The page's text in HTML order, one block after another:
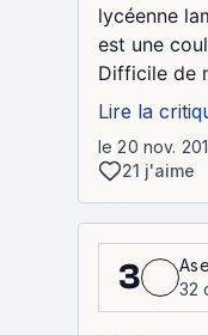
lycéenne
est une
Difficile de
Lire la
le 20 nov.
21 j'aime
3
32